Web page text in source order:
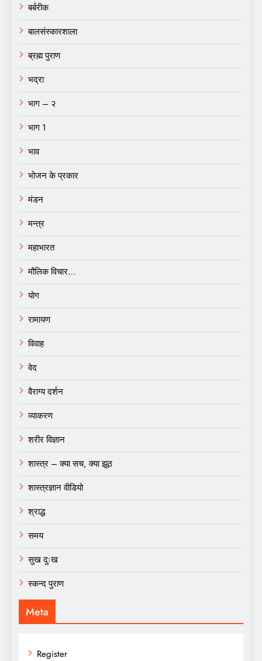
बर्बरीक
बालसंस्कारशाला
ब्रह्म पुराण
भद्रा
भाग – २
भाग 1
भाव
भोजन के प्रकार
मंडन
मन्त्र
महाभारत
मौलिक विचार…
योग
रामायण
विवाह
वेद
वैराग्य दर्शन
व्याकरण
शरीर विज्ञान
शास्त्र – क्या सच, क्या झूठ
शास्त्रज्ञान वीडियो
श्राद्ध
समय
सुख दुःख
स्कन्द पुराण
Meta
Register